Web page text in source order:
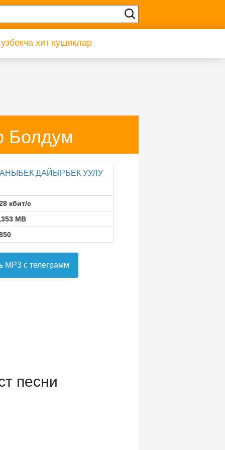
хит кушиклар
ДАЙЫРБЕК УУЛУ
кбит/с
MB
MP3 с телеграмм
песни